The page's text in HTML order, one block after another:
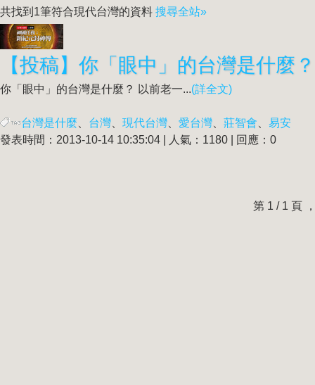
共找到1筆符合現代台灣的資料 搜尋全站»
【投稿】你「眼中」的台灣是什麼？
你「眼中」的台灣是什麼？ 以前老一...(詳全文)
台灣是什麼 台灣 現代台灣 愛台灣 莊智會
易安
發表時間：2013-10-14 10:35:04 | 人氣：1180 | 回應：0
第 1 / 1